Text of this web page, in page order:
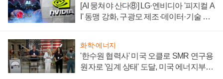
[AI 뭉쳐야 산다⑧] LG·엔비디아 '피지컬 A
I' 동맹 강화, 구광모 제조·데이터·기술 결
화학·에너지
'한수원 협력사' 미국 오클로 SMR 연구용
원자로 '임계 상태' 도달, 미국 에너지부